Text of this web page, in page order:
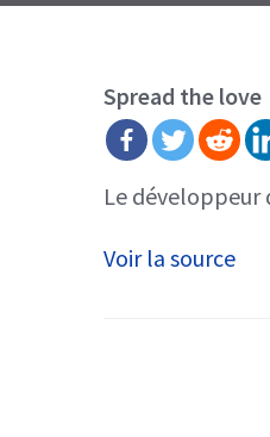
Spread the love
Le développeur
Voir la source